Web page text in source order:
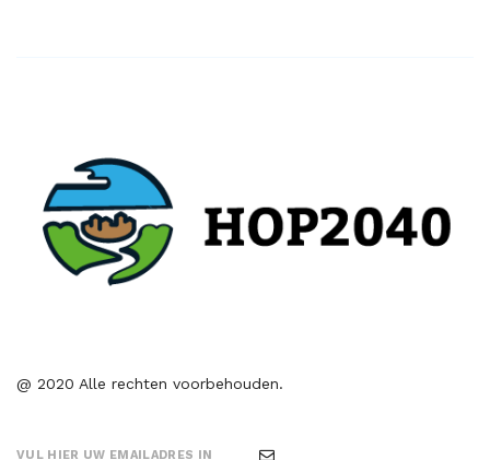
@ 2020 Alle rechten voorbehouden.